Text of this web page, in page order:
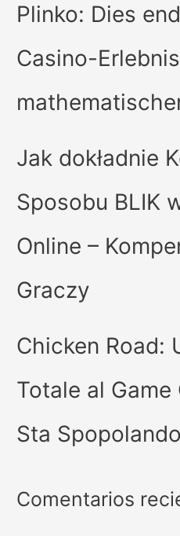
Plinko: Dies
Casino-
Jak dokładnie
Sposobu BLIK
Online –
Graczy
Chicken Road:
Totale al Game
Sta
Comentarios